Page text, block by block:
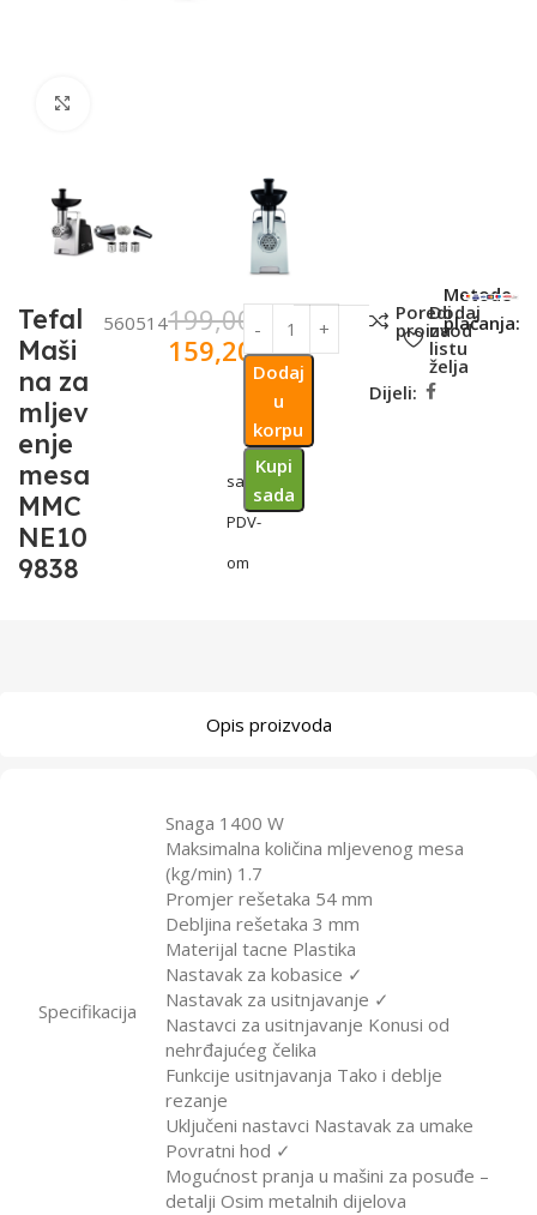
Tefal
Maši
na za
mljev
enje
mesa
MMC
NE10
9838
560514199,00
KM
159,20KM
sa
PDV-
om
Dodaj
u
korpu
Kupi
sada
Poredi
proizvod
Dodaj
na
listu
želja
Dijeli:
Metode
plaćanja:
Opis proizvoda
Specifikacija
Snaga 1400 W
Maksimalna količina mljevenog mesa
(kg/min) 1.7
Promjer rešetaka 54 mm
Debljina rešetaka 3 mm
Materijal tacne Plastika
Nastavak za kobasice ✓
Nastavak za usitnjavanje ✓
Nastavci za usitnjavanje Konusi od
nehrđajućeg čelika
Funkcije usitnjavanja Tako i deblje
rezanje
Uključeni nastavci Nastavak za umake
Povratni hod ✓
Mogućnost pranja u mašini za posuđe –
detalji Osim metalnih dijelova